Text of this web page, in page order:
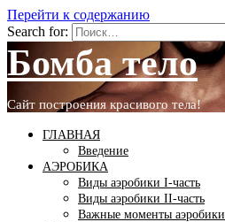
Перейти к содержанию
Search for:
Бомба тело
Сайт построения красивого тела!
ГЛАВНАЯ
Введение
АЭРОБИКА
Виды аэробики І-часть
Виды аэробики ІІ-часть
Важные моменты аэробики